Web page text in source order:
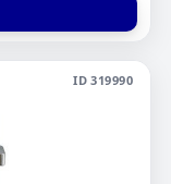
ID 319990